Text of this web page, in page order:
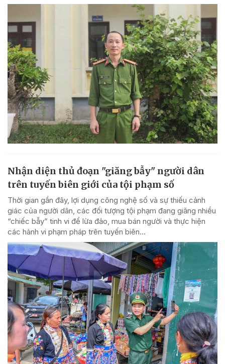
Nhận diện thủ đoạn "giăng bẫy" người dân
trên tuyến biên giới của tội phạm số
Thời gian gần đây, lợi dụng công nghệ số và sự thiếu cảnh
giác của người dân, các đối tượng tội phạm đang giăng nhiều
“chiếc bẫy” tinh vi để lừa đảo, mua bán người và thực hiện
các hành vi phạm pháp trên tuyến biên...